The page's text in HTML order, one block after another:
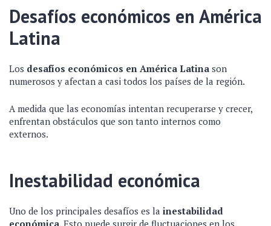
Desafíos económicos en América
Latina
Los desafíos económicos en América Latina son
numerosos y afectan a casi todos los países de la región.
A medida que las economías intentan recuperarse y crecer,
enfrentan obstáculos que son tanto internos como
externos.
Inestabilidad económica
Uno de los principales desafíos es la inestabilidad
económica. Esto puede surgir de fluctuaciones en los